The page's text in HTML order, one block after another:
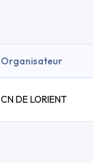
Organisateur
CN DE LORIENT